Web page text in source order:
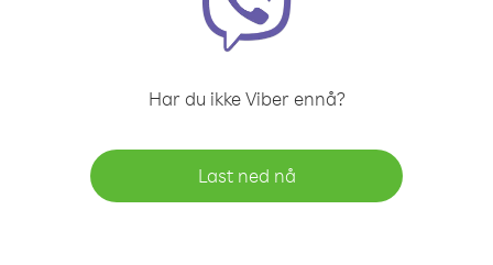
Har du ikke Viber ennå?
Last ned nå